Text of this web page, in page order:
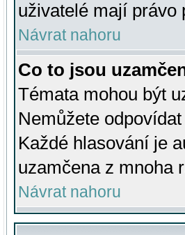
uživatelé mají právo
Návrat nahoru
Co to jsou
Témata mohou být
Nemůžete
Každé hlasování je
uzamčena z mnoha
Návrat nahoru